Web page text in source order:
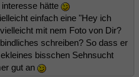
hätte
einfach eine "Hey ich
mit nem Foto von Dir?
schreiben? So dass er
bisschen Sehnsucht
gut an